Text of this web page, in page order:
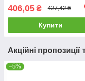
406,05 ₴ 427,42 ₴
Купити
Акційні пропозиції
–5%